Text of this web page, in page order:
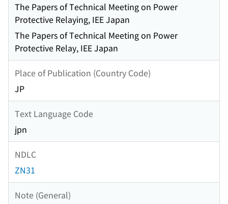
The Papers of Technical Meeting on Power
Protective Relaying, IEE Japan
The Papers of Technical Meeting on Power
Protective Relay, IEE Japan
Place of Publication (Country Code)
JP
Text Language Code
jpn
NDLC
ZN31
Note (General)